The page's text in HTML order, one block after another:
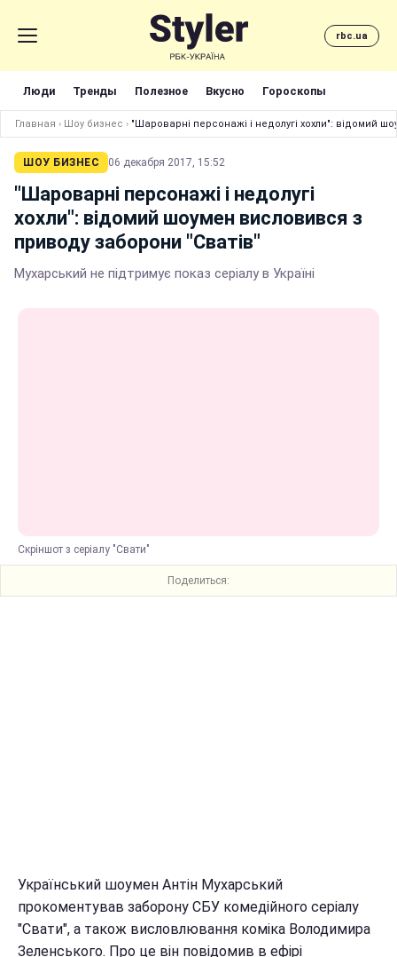
rbc.ua
Люди Тренды Полезное Вкусно Гороскопы
Главная › Шоу бизнес › "Шароварні персонажі і недолугі хохли": відомий
ШОУ БИЗНЕС 06 декабря 2017, 15:52
"Шароварні персонажі і недолугі
хохли": відомий шоумен висловився з
приводу заборони "Сватів"
Мухарський не підтримує показ серіалу в Україні
Скріншот з серіалу "Свати"
Поделиться:
Український шоумен Антін Мухарський
прокоментував заборону СБУ комедійного серіалу
"Свати", а також висловлювання коміка Володимира
Зеленського. Про це він повідомив в ефірі